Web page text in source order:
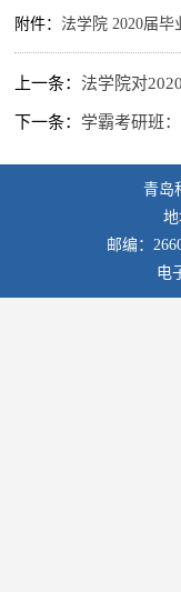
附件： 法学院 2020届
上一条：法学院对2020
下一条： 学霸考研班
青岛
邮编：
电